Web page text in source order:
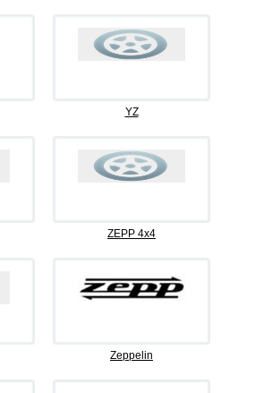
YZ
ZEPP 4x4
Zeppelin